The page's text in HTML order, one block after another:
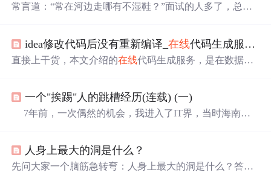
常言道：“常在河边走哪有不湿鞋？”面试的人多了，总会
望本文多少能帮到在职场打拼的各位同学，同时也能为BO
SS找到更多适合的人才。 1.猫系小哥： 这位面谈的职位是
试，结果中午一点半小哥就到了...
idea修改代码后没有重新编译_在线代码生成服务，拯救程序员熬夜、
直接上干货，本文介绍的在线代码生成服务，是在数据库
计平台，就和常规自己开发的结果没差别，没有平台环境
的依赖；程序开发网络配图2、生成的结果代码是完整的，
包含...
一个"挨踢"人的跳槽经历(连载) (一)
7年前，一次偶然的机会，我进入了IT界，当时海南最
就会经常有一些类似于“高科技”啊、“有前途”啊之类的客
套之词迎面拂来，当时感觉真的不错，仿佛自己就站在行
人身上最大的洞是什么？
先问大家一个脑筋急转弯：人身上最大的洞是什么？答案